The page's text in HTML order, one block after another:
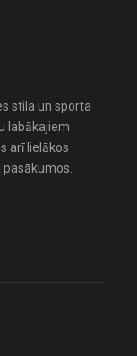
stila un sporta
labākajiem
arī lielākos